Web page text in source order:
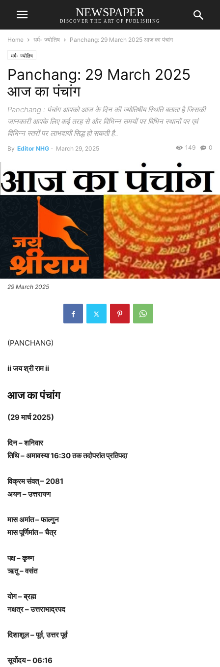
NEWSPAPER
DISCOVER THE ART OF PUBLISHING
Home धर्म- ज्योतिष Panchang: 29 March 2025 आज का पंचांग
धर्म- ज्योतिष
Panchang: 29 March 2025
आज का पंचांग
Panchang : पंचांग आपको आज के दिन की ज्योतिषीय स्थिति बताता है जिसकी
जानकारी आपके लिए कई तरह से और विभिन्न समयों पर विभिन स्थानों पर एवं
विभिन्न स्तरों पर लाभदायी सिद्ध हो सकती है..
By Editor NHG - March 29, 2025 0
149
29 March 2025
(PANCHANG)
ii जय श्री राम ii
आज का पंचांग
(29 मार्च 2025)
दिन – शनिवार
तिथि – अमावस्या 16:30 तक तदोपरांत प्रतिपदा
विक्रम संवत् – 2081
अयन – उत्तरायण
मास अमांत – फाल्गुन
मास पूर्णिमांत – चैत्र
पक्ष – कृष्ण
ऋतु – वसंत
योग – ब्रह्म
नक्षत्र – उत्तराभाद्रपद
दिशाशूल – पूर्व, उत्तर पूर्व
सूर्योदय – 06:16